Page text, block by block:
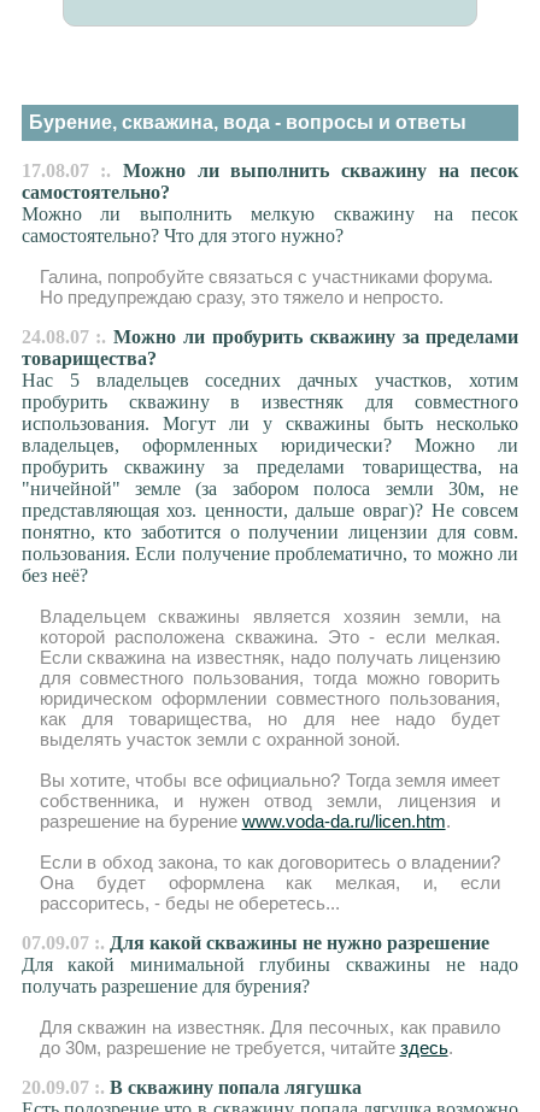
Бурение, скважина, вода - вопросы и ответы
17.08.07 :. Можно ли выполнить скважину на песок
самостоятельно?
Можно ли выполнить мелкую скважину на песок
самостоятельно? Что для этого нужно?
Галина, попробуйте связаться с участниками форума.
Но предупреждаю сразу, это тяжело и непросто.
24.08.07 :. Можно ли пробурить скважину за пределами
товарищества?
Нас 5 владельцев соседних дачных участков, хотим
пробурить скважину в известняк для совместного
использования. Могут ли у скважины быть несколько
владельцев, оформленных юридически? Можно ли
пробурить скважину за пределами товарищества, на
"ничейной" земле (за забором полоса земли 30м, не
представляющая хоз. ценности, дальше овраг)? Не совсем
понятно, кто заботится о получении лицензии для совм.
пользования. Если получение проблематично, то можно ли
без неё?
Владельцем скважины является хозяин земли, на
которой расположена скважина. Это - если мелкая.
Если скважина на известняк, надо получать лицензию
для совместного пользования, тогда можно говорить
юридическом оформлении совместного пользования,
как для товарищества, но для нее надо будет
выделять участок земли с охранной зоной.
Вы хотите, чтобы все официально? Тогда земля имеет
собственника, и нужен отвод земли, лицензия и
разрешение на бурение www.voda-da.ru/licen.htm.
Если в обход закона, то как договоритесь о владении?
Она будет оформлена как мелкая, и, если
рассоритесь, - беды не оберетесь...
07.09.07 :. Для какой скважины не нужно разрешение
Для какой минимальной глубины скважины не надо
получать разрешение для бурения?
Для скважин на известняк. Для песочных, как правило
до 30м, разрешение не требуется, читайте здесь.
20.09.07 :. В скважину попала лягушка